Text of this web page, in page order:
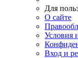
Для
О сайте
Условия
Вход и